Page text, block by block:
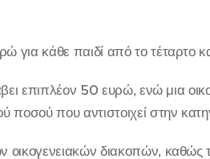
για κάθε παιδί από το τέταρτο
επιπλέον 50 ευρώ, ενώ μια
που αντιστοιχεί στην
οικογενειακών διακοπών, καθώς